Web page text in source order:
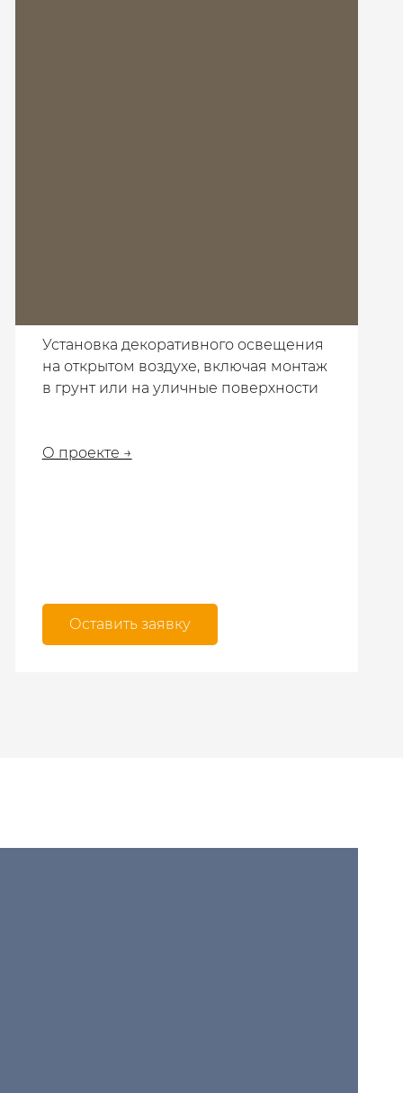
Установка декоративного освещения
на открытом воздухе, включая монтаж
в грунт или на уличные поверхности
О проекте →
Оставить заявку